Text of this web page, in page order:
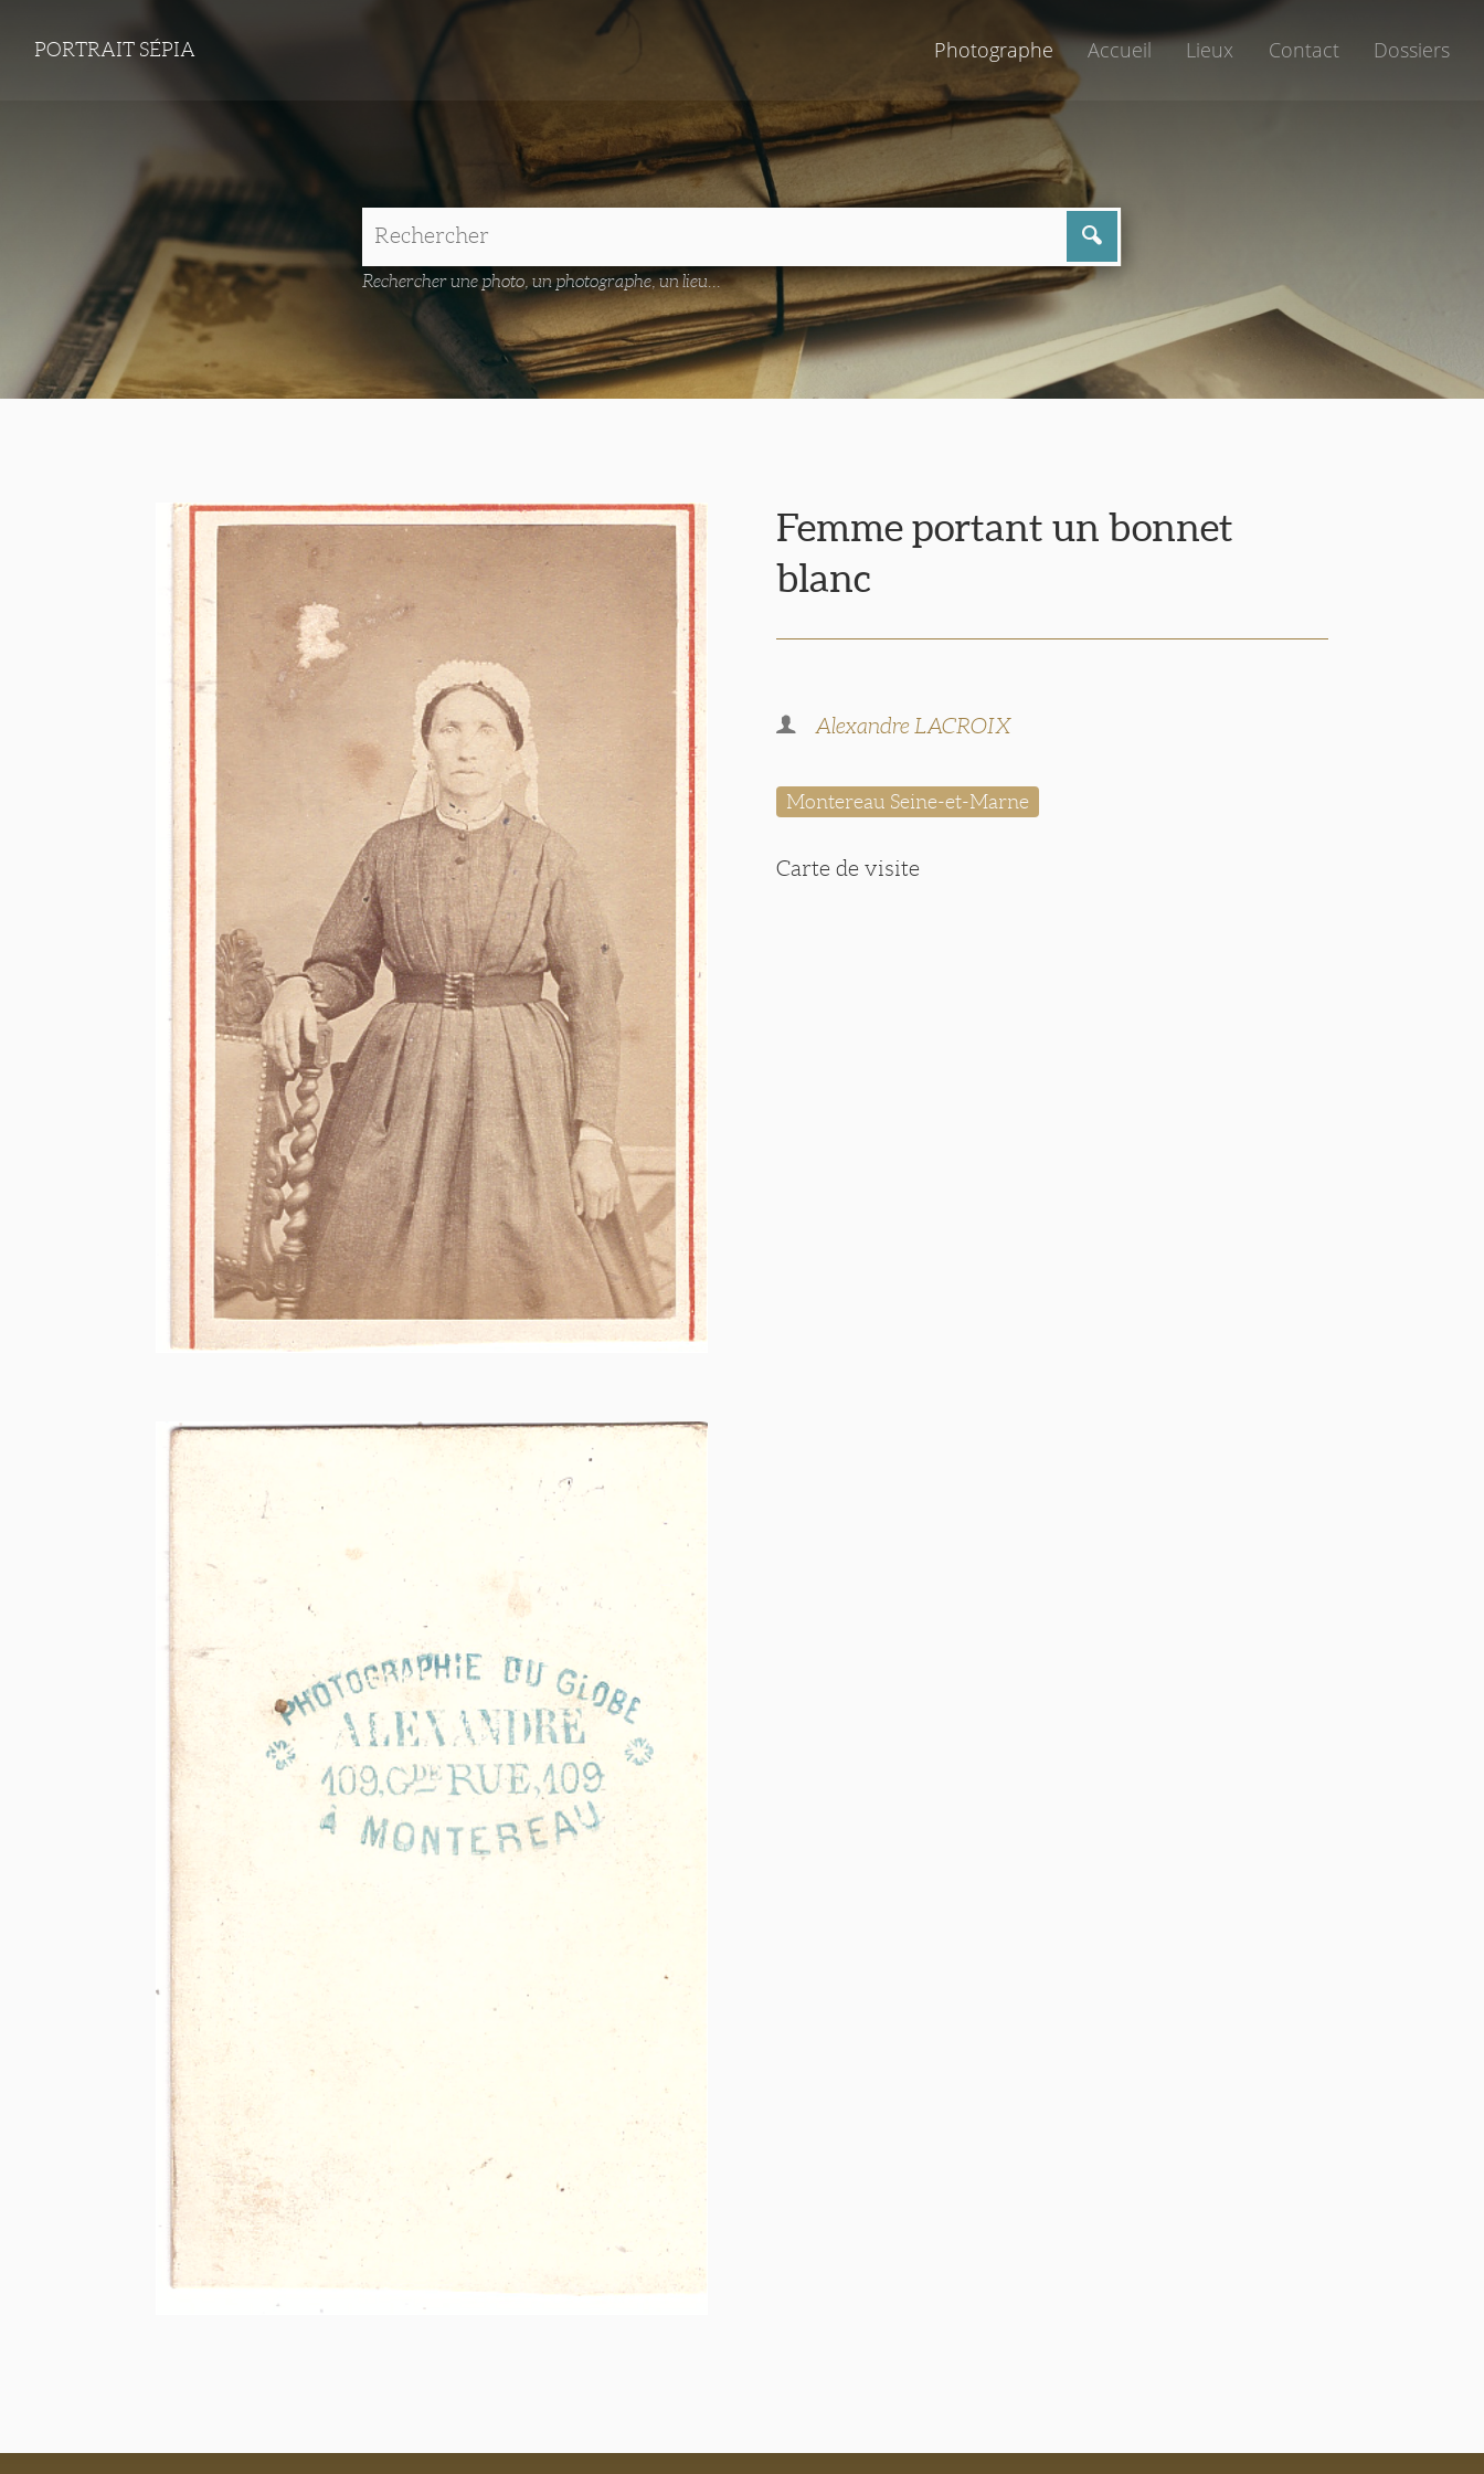
PORTRAIT SÉPIA Photographe Accueil Lieux Contact Dossiers
Rechercher une photo, un photographe, un lieu...
Femme portant un bonnet
blanc
Alexandre LACROIX
Montereau Seine-et-Marne
Carte de visite